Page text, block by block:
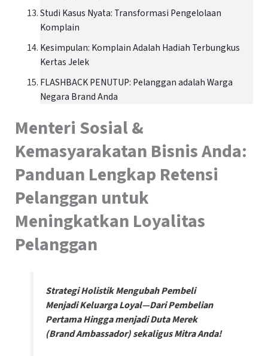
Studi Kasus Nyata: Transformasi Pengelolaan
Komplain
Kesimpulan: Komplain Adalah Hadiah Terbungkus
Kertas Jelek
FLASHBACK PENUTUP: Pelanggan adalah Warga
Negara Brand Anda
Menteri Sosial &
Kemasyarakatan Bisnis Anda:
Panduan Lengkap Retensi
Pelanggan untuk
Meningkatkan Loyalitas
Pelanggan
Strategi Holistik Mengubah Pembeli
Menjadi Keluarga Loyal—Dari Pembelian
Pertama Hingga menjadi Duta Merek
(Brand Ambassador) sekaligus Mitra Anda!